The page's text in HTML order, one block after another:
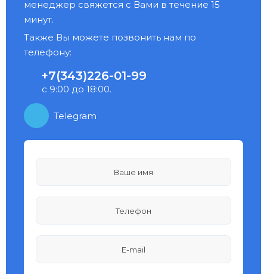
менеджер свяжется с Вами в течение 15
минут.
Также Вы можете позвонить нам по
телефону:
+7(343)226-01-99
с 9:00 до 18:00.
Telegram